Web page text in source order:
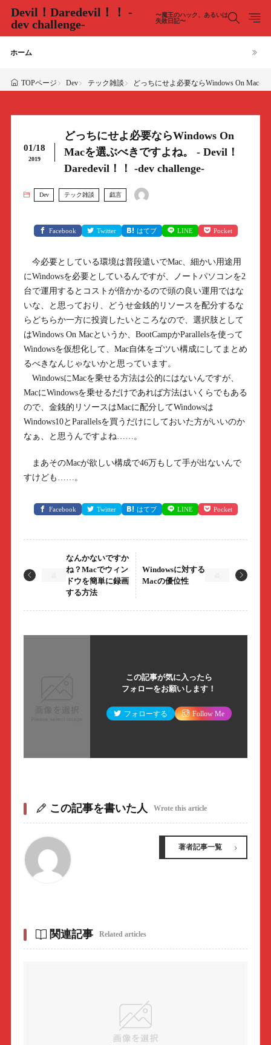
Devil！Daredevil！！ -
dev challenge-
〜魔王のハック、あるいは
失敗日記〜
ホーム
TOPページ Dev テック雑談 どっちにせよ必要ならWindows On Macを
01/18
2019
どっちにせよ必要ならWindows On
Macを選ぶべきですよね。 - Devil！
Daredevil！！ -dev challenge-
Dev テック雑談 戯言
Facebook Twitter はてブ LINE Pocket
今必要としている環境は普段遣いでMac、細かい用途用
にWindowsを必要としているんですが、ノートパソコンを2
台で運用するとコストが倍かかるので頭の良い運用ではな
いな、と思っており、どうせ金銭的リソースを配分するな
らどちらか一方に投資したいところなので、選択肢として
はWindows On Macというか、BootCampかParallelsを使って
Windowsを仮想化して、Mac自体をゴツい構成にしてまとめ
るべきなんじゃないかと思っています。
WindowsにMacを乗せる方法は公的にはないんですが、
MacにWindowsを乗せるだけであれば方法はいくらでもある
ので、金銭的リソースはMacに配分してWindowsは
Windows10とParallelsを買うだけにしておいた方がいいのか
なぁ、と思うんですよね……。
まあそのMacが欲しい構成で46万もして手が出ないんで
すけども……。
Facebook Twitter はてブ LINE Pocket
なんかないですか
ね？Macでウィン
ドウを簡単に録画
する方法
Windowsに対する
Macの優位性
この記事が気に入ったら
フォローをお願いします！
フォローする Follow Me
この記事を書いた人 Wrote this article
著者記事一覧
関連記事 Related articles